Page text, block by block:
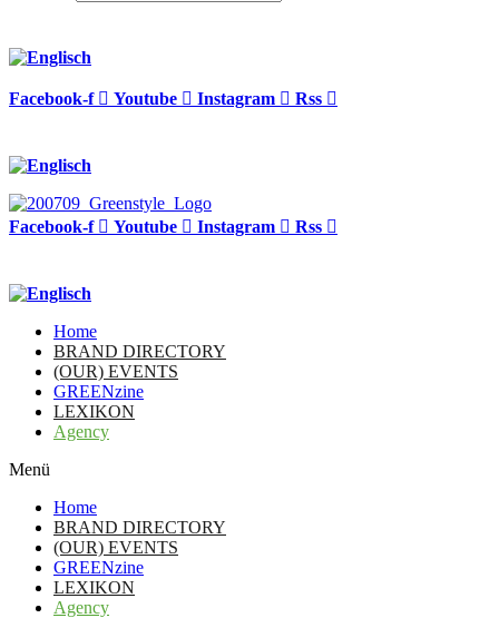
Facebook-f Youtube Instagram Rss
Facebook-f Youtube Instagram Rss
Home
BRAND DIRECTORY
(OUR) EVENTS
GREENzine
LEXIKON
Agency
Menü
Home
BRAND DIRECTORY
(OUR) EVENTS
GREENzine
LEXIKON
Agency